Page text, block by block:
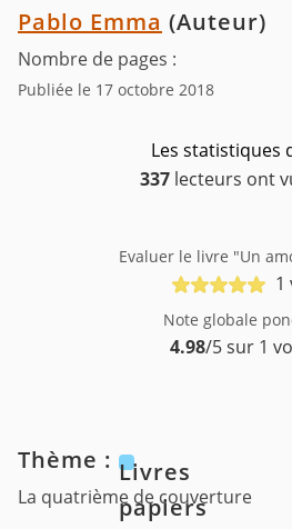
Pablo Emma (Auteur)
Nombre de pages :
Publiée le 17 octobre 2018
Les statistiques
337lecteurs ont
Evaluer le livre "Un
1
Note globale
4.98/5 sur 1
Thème : Livres
papiers
La quatrième de couverture